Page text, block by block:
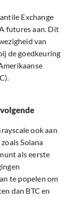
Exchange
futures aan. Dit
van
de goedkeuring
ook aan
Solana
als eerste
te popelen om
dan BTC en